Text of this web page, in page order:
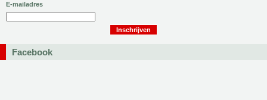
E-mailadres
Facebook